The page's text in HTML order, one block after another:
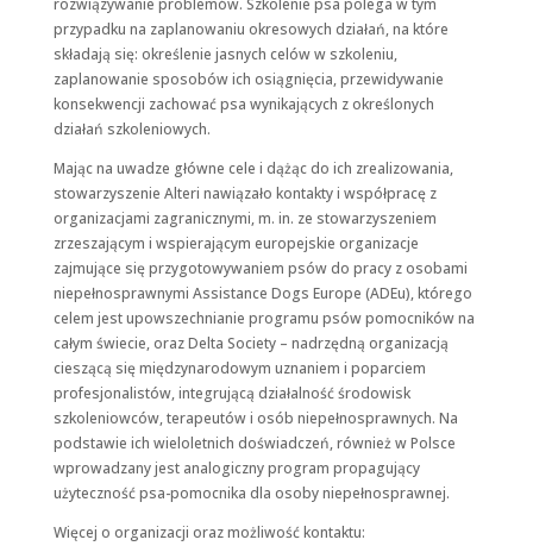
rozwiązywanie problemów. Szkolenie psa polega w tym
przypadku na zaplanowaniu okresowych działań, na które
składają się: określenie jasnych celów w szkoleniu,
zaplanowanie sposobów ich osiągnięcia, przewidywanie
konsekwencji zachować psa wynikających z określonych
działań szkoleniowych.
Mając na uwadze główne cele i dążąc do ich zrealizowania,
stowarzyszenie Alteri nawiązało kontakty i współpracę z
organizacjami zagranicznymi, m. in. ze stowarzyszeniem
zrzeszającym i wspierającym europejskie organizacje
zajmujące się przygotowywaniem psów do pracy z osobami
niepełnosprawnymi Assistance Dogs Europe (ADEu), którego
celem jest upowszechnianie programu psów pomocników na
całym świecie, oraz Delta Society – nadrzędną organizacją
cieszącą się międzynarodowym uznaniem i poparciem
profesjonalistów, integrującą działalność środowisk
szkoleniowców, terapeutów i osób niepełnosprawnych. Na
podstawie ich wieloletnich doświadczeń, również w Polsce
wprowadzany jest analogiczny program propagujący
użyteczność psa-pomocnika dla osoby niepełnosprawnej.
Więcej o organizacji oraz możliwość kontaktu:
działała jak
najlepiej podczas
twojego przejścia
na nią. Jeśli
odrzucisz te pliki
ze strony
internetowej.
Marketing
Udostępniając
swoje
zainteresowania i
zachowania
podczas
odwiedzania naszej
strony, zwiększasz
szansę na
zobaczenie
spersonalizowanych
treści i ofert.